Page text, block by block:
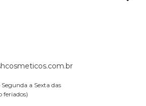
a Sexta das
feriados)